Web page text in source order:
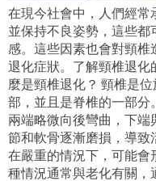
在現今社會中，人們經常
並保持不良姿勢，這些
感。這些因素也會對頸
退化症狀。了解頸椎退化
麼是頸椎退化？ 頸椎是
部，並且是脊椎的一部分
兩端略微向後彎曲，下
節和軟骨逐漸磨損，導致
在嚴重的情況下，可能會
種情況通常與老化有關